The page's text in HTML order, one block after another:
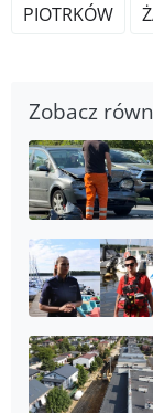
PIOTRKÓW
Zobacz